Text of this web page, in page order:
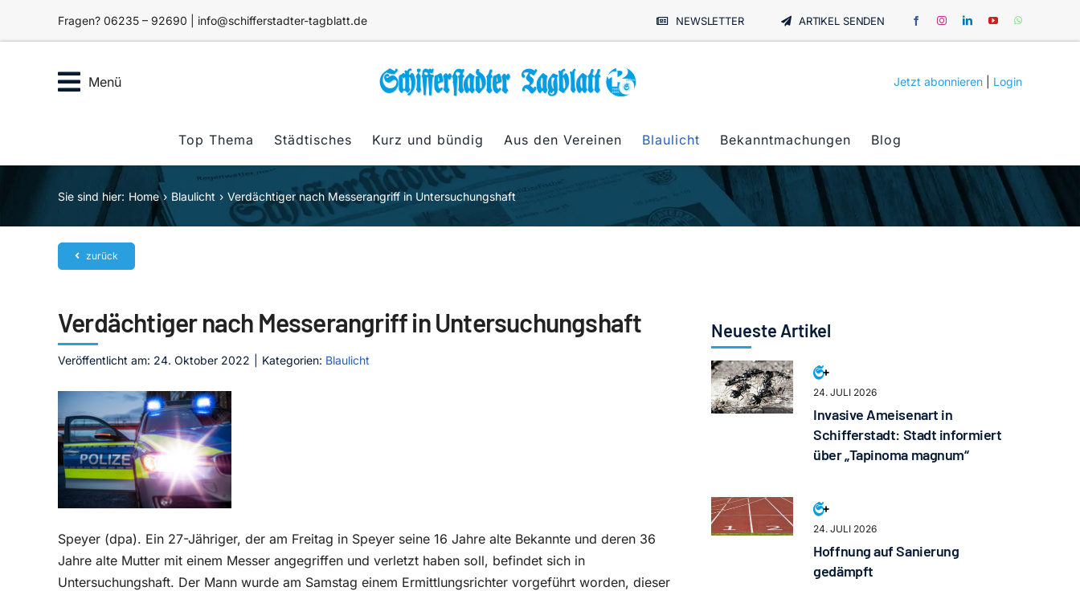
Fragen? 06235 – 92690 | info@schifferstadter-tagblatt.de NEWSLETTER ARTIKEL SENDEN
Menü Jetzt abonnieren Login
Top Thema Städtisches Kurz und bündig Aus den Vereinen Blaulicht Bekanntmachungen Blog
Sie sind hier: Home Blaulicht Verdächtiger nach Messerangriff in Untersuchungshaft
zurück
Verdächtiger nach Messerangriff in Untersuchungshaft
Veröffentlicht am: 24. Oktober 2022 Kategorien: Blaulicht
Speyer (dpa). Ein 27-Jähriger, der am Freitag in Speyer seine 16 Jahre alte Bekannte und deren 36
Jahre alte Mutter mit einem Messer angegriffen und verletzt haben soll, befindet sich in
Untersuchungshaft. Der Mann wurde am Samstag einem Ermittlungsrichter vorgeführt worden, dieser
Neueste Artikel
24. JULI 2026
Invasive Ameisenart in
Schifferstadt: Stadt informiert
über „Tapinoma magnum“
24. JULI 2026
Hoffnung auf Sanierung
gedämpft